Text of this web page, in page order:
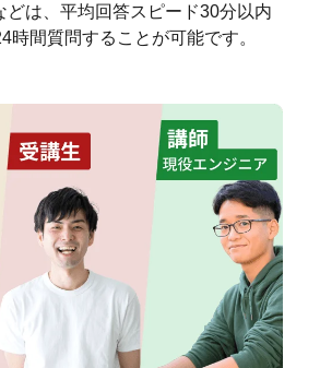
どは、平均回答スピード30分以内
時間質問することが可能です。